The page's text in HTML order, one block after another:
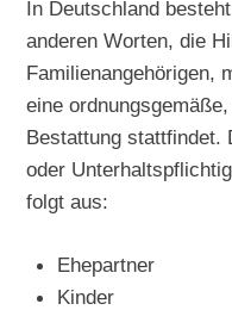
In Deutschland
anderen Worten, die
Familienangehörigen,
eine
Bestattung stattfindet.
oder
folgt aus:
Ehepartner
Kinder